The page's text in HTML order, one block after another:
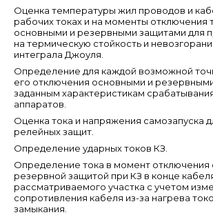
Оценка температуры жил проводов и
рабочих токах и на моменты отключения
основными и резервными защитами для
на термическую стойкость и
интеграла Джоуля.
Определение для каждой возможной
его отключения основными и
заданным характеристикам
аппаратов.
Оценка тока и напряжения самозапуска
релейных защит.
Определение ударных токов КЗ.
Определение тока в момент отключения
резервной защитой при КЗ в конце
рассматриваемого участка с учетом
сопротивления кабеля из-за нагрева
замыкания.